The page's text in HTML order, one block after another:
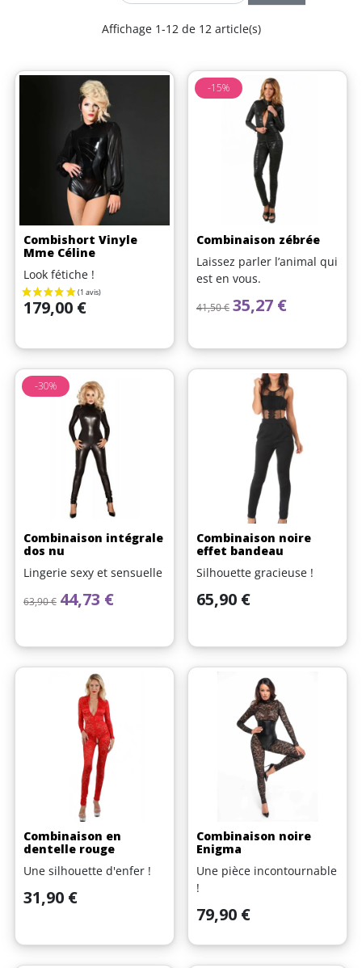
Affichage 1-12 de 12 article(s)
Combishort Vinyle
Mme Céline
Look fétiche !
Prix
179,00 €
Combinaison zébrée
Laissez parler l’animal qui
est en vous.
Prix de base
41,50 € Prix
35,27 €
-15%
Combinaison intégrale
dos nu
Lingerie sexy et sensuelle
Prix de base
63,90 € Prix
44,73 €
-30%
Combinaison noire
effet bandeau
Silhouette gracieuse !
Prix
65,90 €
Combinaison en
dentelle rouge
Une silhouette d'enfer !
Prix
31,90 €
Combinaison noire
Enigma
Une pièce incontournable
!
Prix
79,90 €